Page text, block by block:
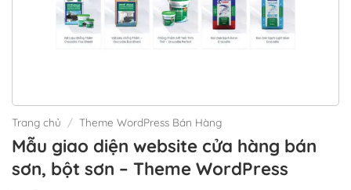
Trang chủ / Theme WordPress Bán Hàng
Mẫu giao diện website cửa hàng bán
sơn, bột sơn – Theme WordPress